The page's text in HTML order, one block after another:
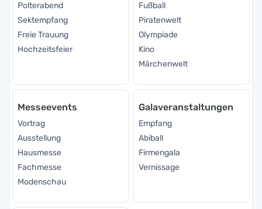
Polterabend
Sektempfang
Freie Trauung
Hochzeitsfeier
Fußball
Piratenwelt
Olympiade
Kino
Märchenwelt
Messeevents
Vortrag
Ausstellung
Hausmesse
Fachmesse
Modenschau
Galaveranstaltungen
Empfang
Abiball
Firmengala
Vernissage